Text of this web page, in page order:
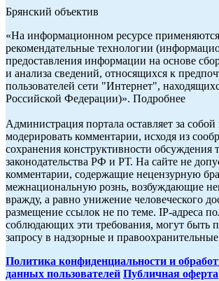
Брянский объектив
«На информационном ресурсе применяются
рекомендательные технологии
предоставления информации на основе
и анализа сведений, относящихся к
пользователей сети "Интернет",
Российской Федерации)». Подробнее
Администрация портала оставляет за собой
модерировать комментарии, исходя из
сохранения конструктивности обсуждения
законодательства РФ и РТ. На сайте не
комментарии, содержащие нецензурную
межнациональную рознь, возбуждающие
вражду, а равно унижение человеческого
размещение ссылок не по теме. IP-адреса
соблюдающих эти требования, могут быть
запросу в надзорные и
Политика конфиденциальности и
данных пользователей Публичная оферта